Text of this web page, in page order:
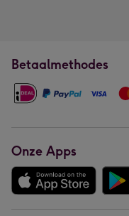
Betaalmethodes
Onze Apps